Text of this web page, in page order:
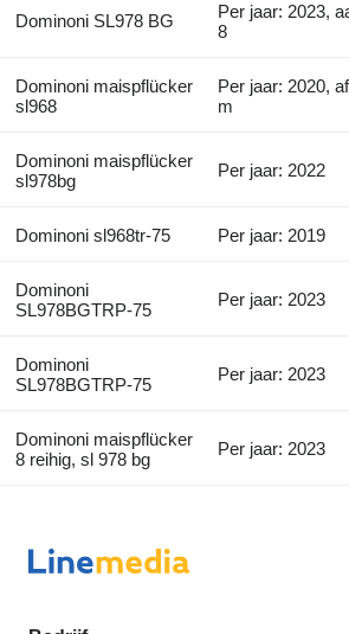
Dominoni SL978 BG
Per jaar: 2023,
8
Dominoni maispflücker
sl968
Per jaar: 2020,
m
Dominoni maispflücker
sl978bg
Per jaar: 2022
Dominoni sl968tr-75 Per jaar: 2019
Dominoni
SL978BGTRP-75
Per jaar: 2023
Dominoni
SL978BGTRP-75
Per jaar: 2023
Dominoni maispflücker
8 reihig, sl 978 bg
Per jaar: 2023